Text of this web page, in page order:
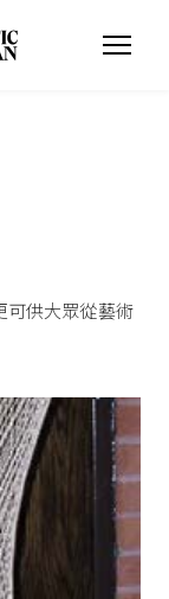
可供大眾從藝術